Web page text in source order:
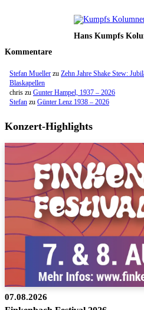
Hans Kumpfs
Kommentare
Stefan Mueller zu Zehn Jahre Shake Stew:
Blaskapellen
chris zu Gunter Hampel, 1937 – 2026
Stefan zu Günter Lenz 1938 – 2026
Konzert-Highlights
07.08.2026